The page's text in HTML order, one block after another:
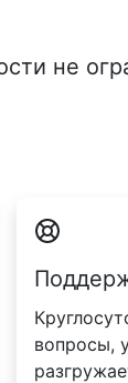
не
вопросы,